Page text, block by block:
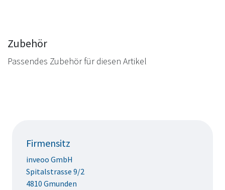
Zubehör
Passendes Zubehör für diesen Artikel
Firmensitz
inveoo GmbH
Spitalstrasse 9/2
4810 Gmunden